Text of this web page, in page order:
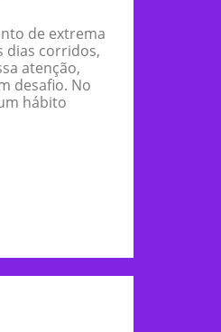
de extrema
dias corridos,
atenção,
desafio. No
hábito